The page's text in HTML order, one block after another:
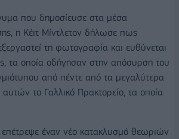
που δημοσίευσε στα μέσα
η Κέιτ Μίντλετον δήλωσε πως
τη φωτογραφία και ευθύνεται
τα οποία οδήγησαν στην απόσυρση του
από πέντε από τα μεγαλύτερα
το Γαλλικό Πρακτορείο, τα οποία
έναν νέο κατακλυσμό θεωριών